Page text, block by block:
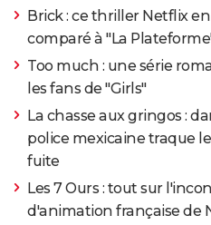
Brick : ce thriller Netflix
comparé à "La
Too much : une série
les fans de "Girls"
La chasse aux gringos :
police mexicaine traque
fuite
Les 7 Ours : tout sur
d'animation française de